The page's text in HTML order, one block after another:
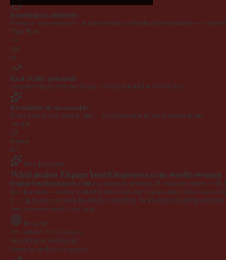
Established authority
Premium .com extension on a name that's instantly understandable — a
Trust Flow
23
Age
6y
Real traffic potential
Demand signals indicate strong ranking potential out of the box.
Brandable & memorable
Short, easy to say, easy to type — the foundation of any premium brand.
Length
19
Appeal
4.0
Why this name
What makes EngageYourEmployees.com worth owning
EngageYourEmployees.com is a category-defining 19-character name — the
the open web — instant credibility with users and Google alike. It has been
it — equity you can keep by simply redirecting. For investors building a
time someone reads it out loud.
Great for
301 redirect for SEO equity
Newsletter or community
Personal portfolio or agency